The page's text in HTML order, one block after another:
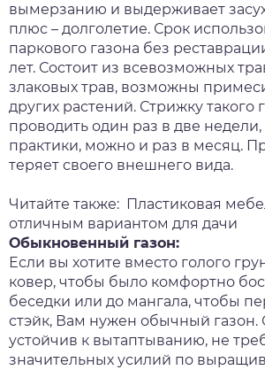
вымерзанию и выдерживает
плюс – долголетие. Срок
паркового газона без
лет. Состоит из всевозможных
злаковых трав, возможны
других растений. Стрижку такого
проводить один раз в две недели,
практики, можно и раз в месяц.
теряет своего внешнего вида.
Читайте также: Пластиковая
отличным вариантом для дачи
Обыкновенный газон:
Если вы хотите вместо голого
ковер, чтобы было комфортно
беседки или до мангала, чтобы
стэйк, Вам нужен обычный газон.
устойчив к вытаптыванию, не
значительных усилий по